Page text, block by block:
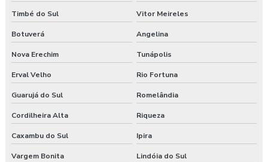
Timbé do Sul Vitor Meireles
Botuverá Angelina
Nova Erechim Tunápolis
Erval Velho Rio Fortuna
Guarujá do Sul Romelândia
Cordilheira Alta Riqueza
Caxambu do Sul Ipira
Vargem Bonita Lindóia do Sul